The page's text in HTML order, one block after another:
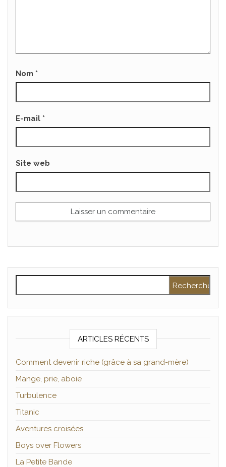
Nom *
E-mail *
Site web
ARTICLES RÉCENTS
Comment devenir riche (grâce à sa grand-mère)
Mange, prie, aboie
Turbulence
Titanic
Aventures croisées
Boys over Flowers
La Petite Bande